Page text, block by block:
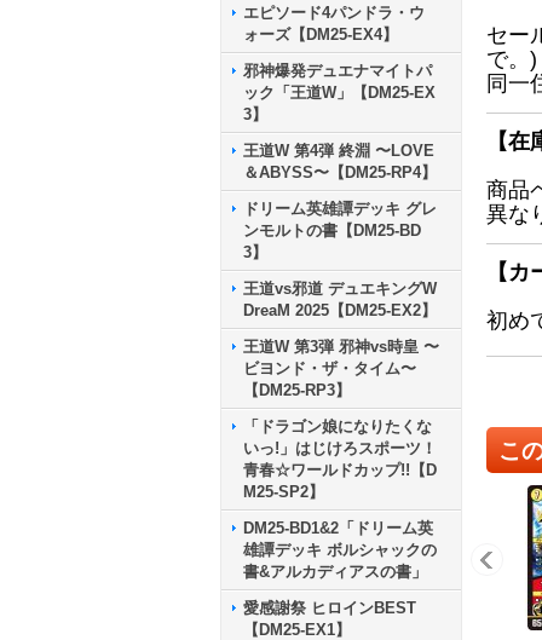
エピソード4パンドラ・ウ
ォーズ【DM25-EX4】
邪神爆発デュエナマイトパ
ック「王道W」【DM25-EX
3】
王道W 第4弾 終淵 〜LOVE
＆ABYSS〜【DM25-RP4】
ドリーム英雄譚デッキ グレ
ンモルトの書【DM25-BD
3】
王道vs邪道 デュエキングW
DreaM 2025【DM25-EX2】
王道W 第3弾 邪神vs時皇 〜
ビヨンド・ザ・タイム〜
【DM25-RP3】
「ドラゴン娘になりたくな
いっ!」はじけろスポーツ！
青春☆ワールドカップ!!【D
M25-SP2】
DM25-BD1&2「ドリーム英
雄譚デッキ ボルシャックの
書&アルカディアスの書」
愛感謝祭 ヒロインBEST
【DM25-EX1】
セー
で。)
同一
【
商品
異な
【
初め
こ